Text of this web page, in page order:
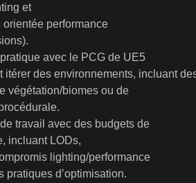
et
performance
avec le PCG de UE5
itérer des environnements, incluant
végétation/biomes ou de
travail avec des budgets de
incluant LODs,
lighting/performance
pratiques d’optimisation.